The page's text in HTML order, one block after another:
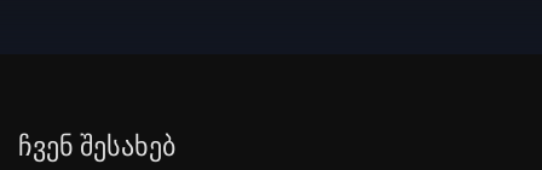
Ჩვენ Შესახებ